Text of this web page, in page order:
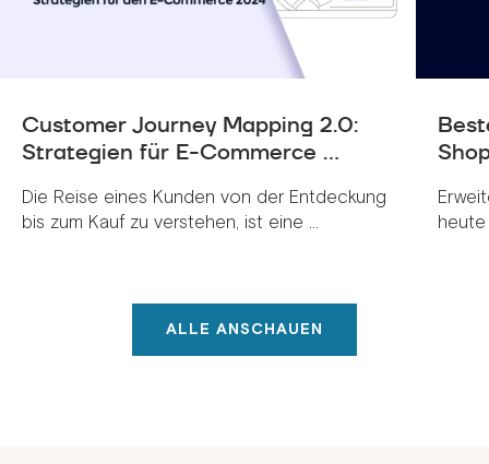
Customer Journey Mapping 2.0:
Strategien für E-Commerce ...
Die Reise eines Kunden von der Entdeckung
bis zum Kauf zu verstehen, ist eine ...
ALLE ANSCHAUEN